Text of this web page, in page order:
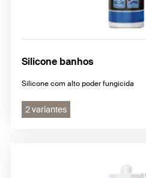
Silicone banhos
Silicone com alto poder fungicida
2 variantes